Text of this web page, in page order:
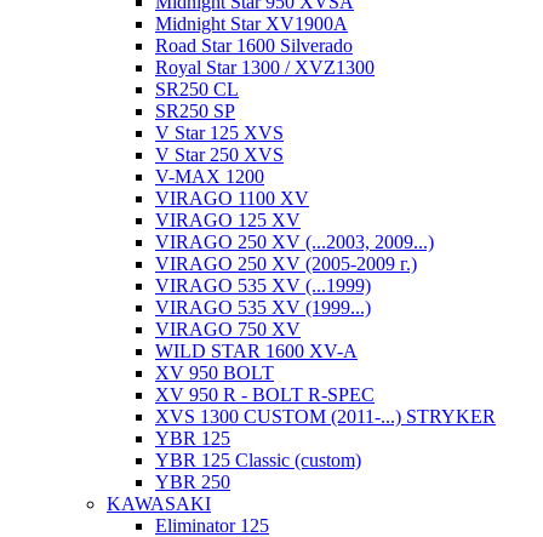
Midnight Star XV1900A
Road Star 1600 Silverado
Royal Star 1300 / XVZ1300
SR250 CL
SR250 SP
V Star 125 XVS
V Star 250 XVS
V-MAX 1200
VIRAGO 1100 XV
VIRAGO 125 XV
VIRAGO 250 XV (...2003, 2009...)
VIRAGO 250 XV (2005-2009 г.)
VIRAGO 535 XV (...1999)
VIRAGO 535 XV (1999...)
VIRAGO 750 XV
WILD STAR 1600 XV-A
XV 950 BOLT
XV 950 R - BOLT R-SPEC
XVS 1300 CUSTOM (2011-...) STRYKER
YBR 125
YBR 125 Classic (custom)
YBR 250
KAWASAKI
Eliminator 125